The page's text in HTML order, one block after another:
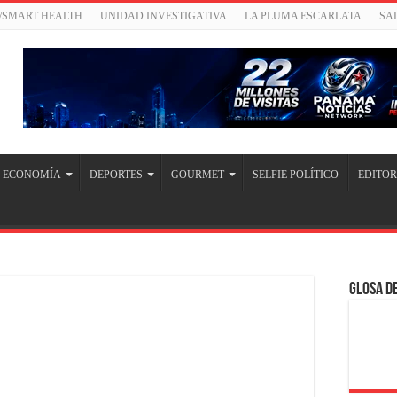
HEALTH UNIDAD INVESTIGATIVA LA PLUMA ESCARLATA
ECONOMÍA DEPORTES GOURMET SELFIE POLÍTICO
Glosa